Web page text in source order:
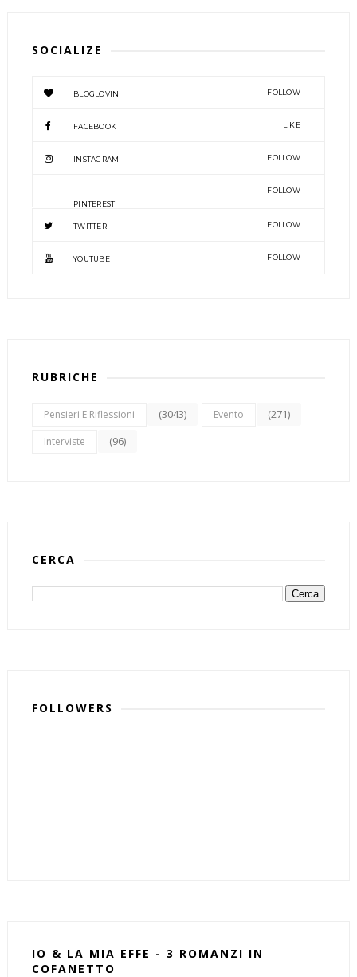
SOCIALIZE
BLOGLOVIN FOLLOW
FACEBOOK LIKE
INSTAGRAM FOLLOW
PINTEREST
FOLLOW
TWITTER FOLLOW
YOUTUBE FOLLOW
RUBRICHE
Pensieri E Riflessioni (3043) Evento (271)
Interviste (96)
CERCA
FOLLOWERS
IO & LA MIA EFFE - 3 ROMANZI IN
COFANETTO